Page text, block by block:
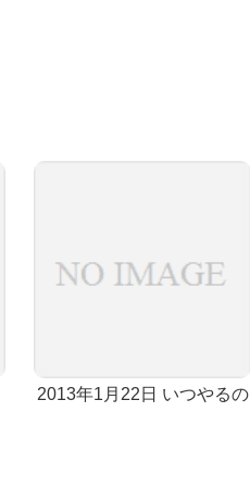
2013年1月22日 いつやるの